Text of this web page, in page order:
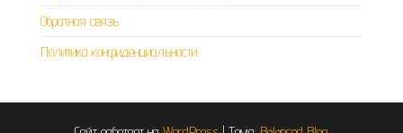
Обратная связь
Политика конфиденциальности